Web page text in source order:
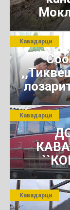
Кавадарци
Кавадарци
Кавадарци